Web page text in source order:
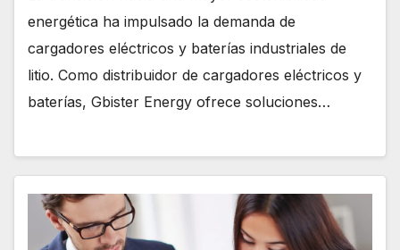
energética ha impulsado la demanda de
cargadores eléctricos y baterías industriales de
litio. Como distribuidor de cargadores eléctricos y
baterías, Gbister Energy ofrece soluciones…